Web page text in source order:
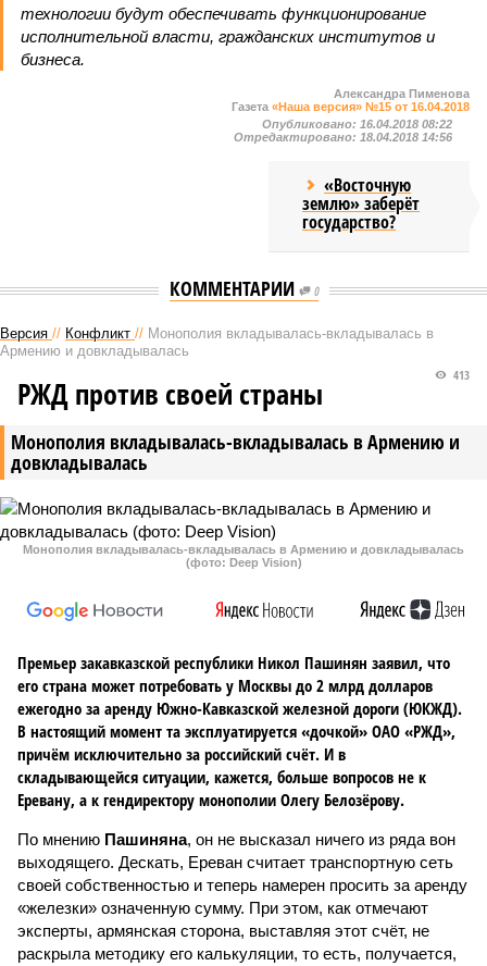
технологии будут обеспечивать функционирование
исполнительной власти, гражданских институтов и
бизнеса.
Александра Пименова
Газета «Наша версия» №15 от 16.04.2018
Опубликовано: 16.04.2018 08:22
Отредактировано: 18.04.2018 14:56
«Восточную
землю» заберёт
государство?
КОММЕНТАРИИ 0
Версия // Конфликт // Монополия вкладывалась-вкладывалась в
Армению и довкладывалась
Монополия вкладывалась-вкладывалась в Армению и
довкладывалась
413
РЖД против своей страны
Монополия вкладывалась-вкладывалась в Армению и довкладывалась
(фото: Deep Vision)
Премьер закавказской республики Никол Пашинян заявил, что
его страна может потребовать у Москвы до 2 млрд долларов
ежегодно за аренду Южно-Кавказской железной дороги (ЮКЖД).
В настоящий момент та эксплуатируется «дочкой» ОАО «РЖД»,
причём исключительно за российский счёт. И в
складывающейся ситуации, кажется, больше вопросов не к
Еревану, а к гендиректору монополии Олегу Белозёрову.
По мнению Пашиняна, он не высказал ничего из ряда вон
выходящего. Дескать, Ереван считает транспортную сеть
своей собственностью и теперь намерен просить за аренду
«железки» означенную сумму. При этом, как отмечают
эксперты, армянская сторона, выставляя этот счёт, не
раскрыла методику его калькуляции, то есть, получается,